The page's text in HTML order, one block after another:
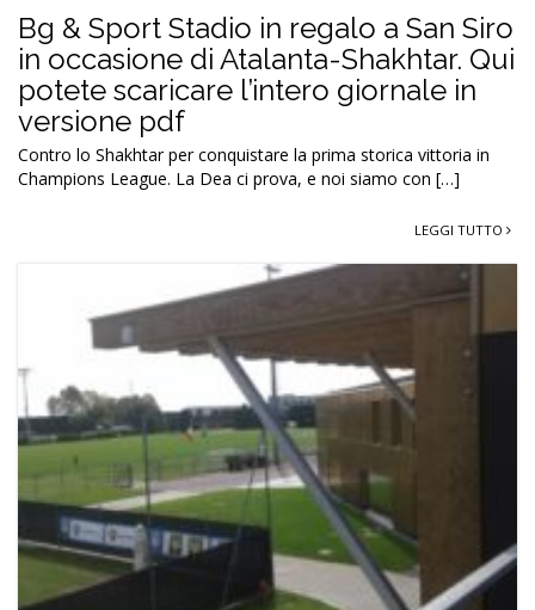
Bg & Sport Stadio in regalo a San Siro
in occasione di Atalanta-Shakhtar. Qui
potete scaricare l’intero giornale in
versione pdf
Contro lo Shakhtar per conquistare la prima storica vittoria in
Champions League. La Dea ci prova, e noi siamo con […]
LEGGI TUTTO